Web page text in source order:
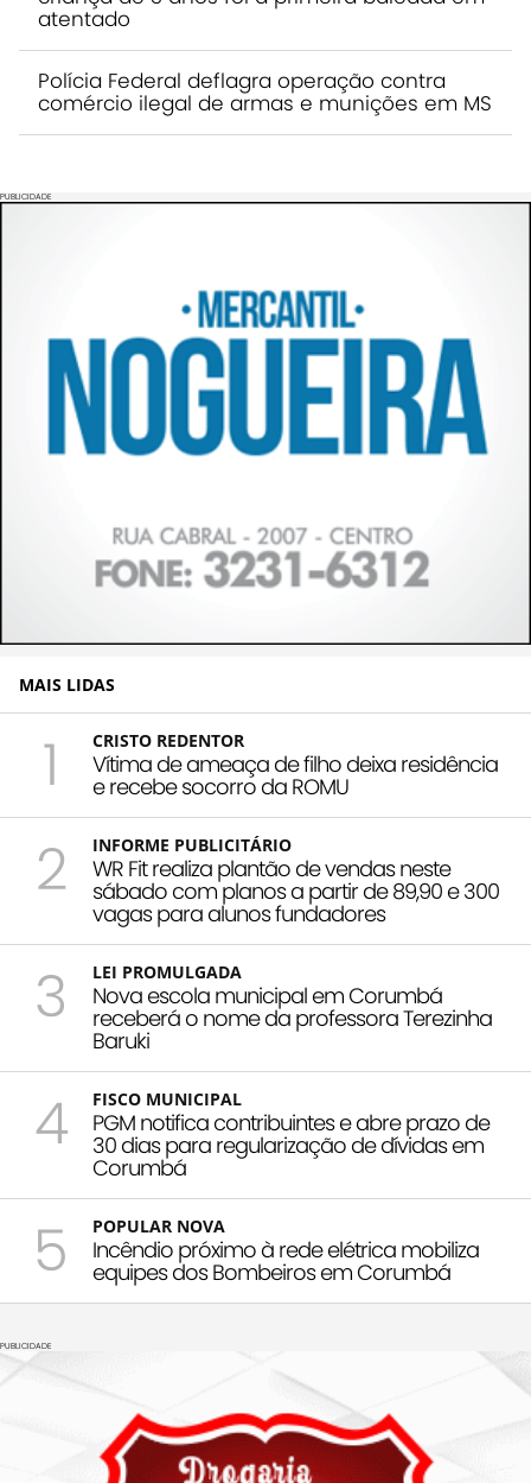
atentado
Polícia Federal deflagra operação contra
comércio ilegal de armas e munições em MS
PUBLICIDADE
MAIS LIDAS
1 CRISTO REDENTOR
Vítima de ameaça de filho deixa residência
e recebe socorro da ROMU
2 INFORME PUBLICITÁRIO
WR Fit realiza plantão de vendas neste
sábado com planos a partir de 89,90 e 300
vagas para alunos fundadores
3 LEI PROMULGADA
Nova escola municipal em Corumbá
receberá o nome da professora Terezinha
Baruki
4 FISCO MUNICIPAL
PGM notifica contribuintes e abre prazo de
30 dias para regularização de dívidas em
Corumbá
5 POPULAR NOVA
Incêndio próximo à rede elétrica mobiliza
equipes dos Bombeiros em Corumbá
PUBLICIDADE